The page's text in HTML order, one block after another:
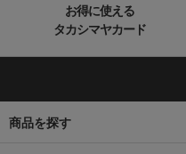
お得に使える
タカシマヤカード
商品を探す